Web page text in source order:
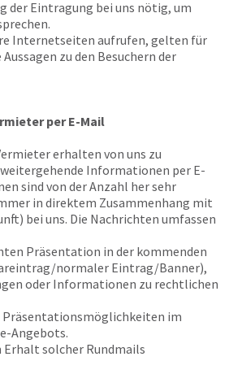
der Eintragung bei uns nötig, um
Internetseiten aufrufen, gelten für
zu den Besuchern der
per E-Mail
erhalten von uns zu
Informationen per E-
sind von der Anzahl her sehr
in direktem Zusammenhang mit
bei uns. Die Nachrichten umfassen
Präsentation in der kommenden
normaler Eintrag/Banner),
oder Informationen zu rechtlichen
Präsentationsmöglichkeiten im
Angebots.
solcher Rundmails